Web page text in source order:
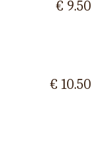
€ 9.50
€ 10.50